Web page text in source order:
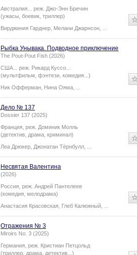
Австралия... реж. Джо-Энн Бречин
(ужасы, боевик, триллер)
Вирджиния Гарднер Мелани Джарнсон
Рыбка Унывака. Подводное приключение
The Pout-Pout Fish (2026)
США... реж. Рикард Куссо
(мультфильм, фэнтези, комедия...)
Ник Офферман Нина Ояма
Дело № 137
Dossier 137 (2025)
Франция, реж. Доминик Молль
(детектив, драма, криминал)
Леа Дрюкер Джонатан Тёрнбулл
Несвятая Валентина
(2026)
Россия, реж. Андрей Пантелеев
(комедия, мелодрама)
Анастасия Красовская
Глеб Калюжный
Отражения № 3
Miroirs No. 3 (2025)
Германия, реж. Кристиан Петцольд
(триллер, драма, детектив...)